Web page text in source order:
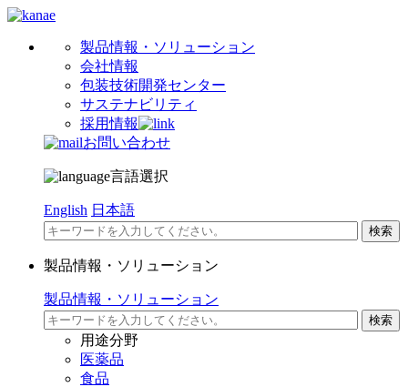
製品情報・ソリューション
会社情報
包装技術開発センター
サステナビリティ
採用情報
お問い合わせ
言語選択
English 日本語
製品情報・ソリューション
製品情報・ソリューション
用途分野
医薬品
食品